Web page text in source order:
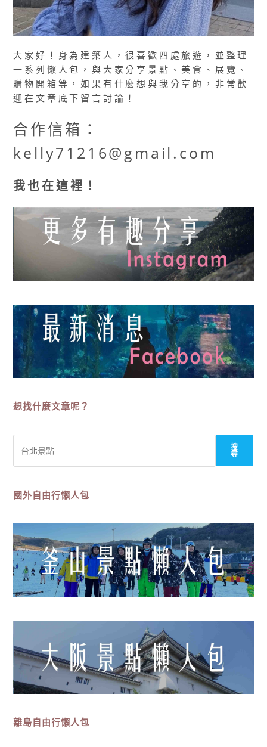
大家好！身為建築人，很喜歡四處旅遊，並整理
一系列懶人包，與大家分享景點、美食、展覽、
購物開箱等，如果有什麼想與我分享的，非常歡
迎在文章底下留言討論！
合作信箱：
kelly71216@gmail.com
我也在這裡！
想找什麼文章呢？
尋
搜
尋
國外自由行懶人包
離島自由行懶人包